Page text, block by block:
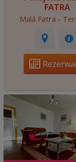
FATRA
Malá Fatra -